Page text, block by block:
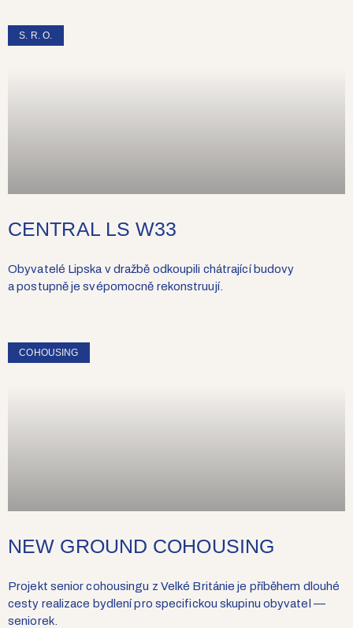
S. R. O.
CENTRAL LS W33
Obyvatelé Lipska v dražbě odkoupili chátrající budovy
a postupně je svépomocně rekonstruují.
COHOUSING
NEW GROUND COHOUSING
Projekt senior cohousingu z Velké Británie je příběhem dlouhé
cesty realizace bydlení pro specifickou skupinu obyvatel —
seniorek.